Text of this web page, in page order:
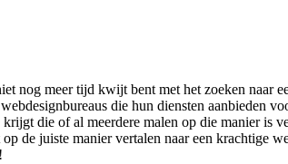
nog meer tijd kwijt bent met het zoeken naar
die hun diensten aanbieden
die of al meerdere malen op die manier is
de juiste manier vertalen naar een krachtige